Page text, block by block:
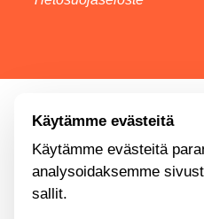
Käytämme evästeitä
Käytämme evästeitä
analysoidaksemme
sallit.